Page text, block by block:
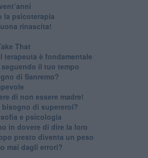
la psicoterapia
rinascita!
That
terapeuta è fondamentale
il tuo tempo
di Sanremo?
di non essere madre!
bisogno di supereroi?
e psicologia
in dovere di dire la loro
presto diventa un peso
mai dagli errori?